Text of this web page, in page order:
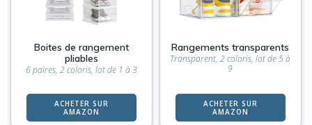
Boites de rangement
pliables
6 paires, 2 coloris, lot de 1 à 3
ACHETER SUR
AMAZON
Rangements transparents
Transparent, 2 coloris, lot de 5 à
9
ACHETER SUR
AMAZON